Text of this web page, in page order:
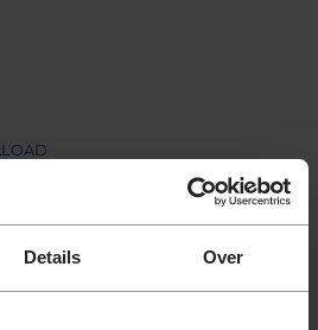
Details Over